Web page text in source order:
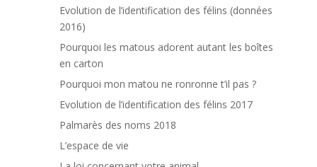
Evolution de l’identification des félins (données
2016)
Pourquoi les matous adorent autant les boîtes
en carton
Pourquoi mon matou ne ronronne t’il pas ?
Evolution de l’identification des félins 2017
Palmarès des noms 2018
L’espace de vie